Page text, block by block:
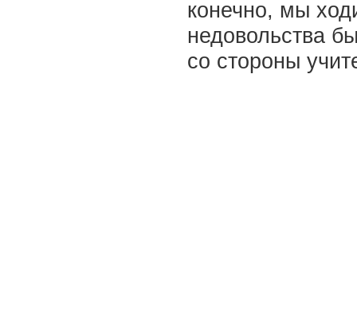
конечно, мы
недовольства
со стороны